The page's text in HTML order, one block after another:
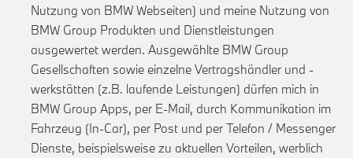
Nutzung von BMW Webseiten) und meine Nutzung von
BMW Group Produkten und Dienstleistungen
ausgewertet werden. Ausgewählte BMW Group
Gesellschaften sowie einzelne Vertragshändler und -
werkstätten (z.B. laufende Leistungen) dürfen mich in
BMW Group Apps, per E-Mail, durch Kommunikation im
Fahrzeug (In-Car), per Post und per Telefon / Messenger
Dienste, beispielsweise zu aktuellen Vorteilen, werblich